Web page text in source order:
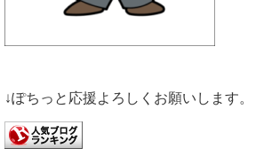
↓ぽちっと応援よろしくお願いします。